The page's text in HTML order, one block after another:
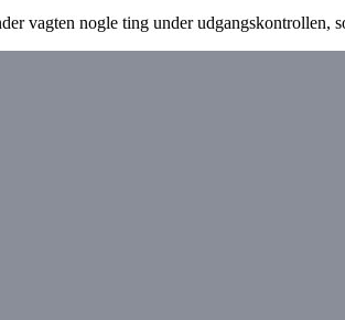
vagten nogle ting under udgangskontrollen,